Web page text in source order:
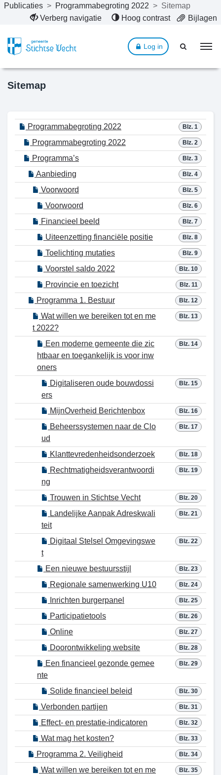
Naar hoofdinhoud
Publicaties > Programmabegroting 2022 > Sitemap
Verberg navigatie
Hoog contrast Bijlagen
Log in
Sitemap
Blz. 1
Programmabegroting 2022
Blz. 2
Programmabegroting 2022
Blz. 3
Programma’s
Blz. 4
Aanbieding
Blz. 5
Voorwoord
Blz. 6
Voorwoord
Blz. 7
Financieel beeld
Blz. 8
Uiteenzetting financiële positie
Blz. 9
Toelichting mutaties
Blz. 10
Voorstel saldo 2022
Blz. 11
Provincie en toezicht
Blz. 12
Programma 1. Bestuur
Blz. 13
Wat willen we bereiken tot en me
t 2022?
Blz. 14
Een moderne gemeente die zic
htbaar en toegankelijk is voor inw
oners
Blz. 15
Digitaliseren oude bouwdossi
ers
Blz. 16
MijnOverheid Berichtenbox
Blz. 17
Beheerssystemen naar de Clo
ud
Blz. 18
Klanttevredenheidsonderzoek
Blz. 19
Rechtmatigheidsverantwoordi
ng
Blz. 20
Trouwen in Stichtse Vecht
Blz. 21
Landelijke Aanpak Adreskwali
teit
Blz. 22
Digitaal Stelsel Omgevingswe
t
Blz. 23
Een nieuwe bestuursstijl
Blz. 24
Regionale samenwerking U10
Blz. 25
Inrichten burgerpanel
Blz. 26
Participatietools
Blz. 27
Online
Blz. 28
Doorontwikkeling website
Blz. 29
Een financieel gezonde gemee
nte
Blz. 30
Solide financieel beleid
Blz. 31
Verbonden partijen
Blz. 32
Effect- en prestatie-indicatoren
Blz. 33
Wat mag het kosten?
Blz. 34
Programma 2. Veiligheid
Blz. 35
Wat willen we bereiken tot en me